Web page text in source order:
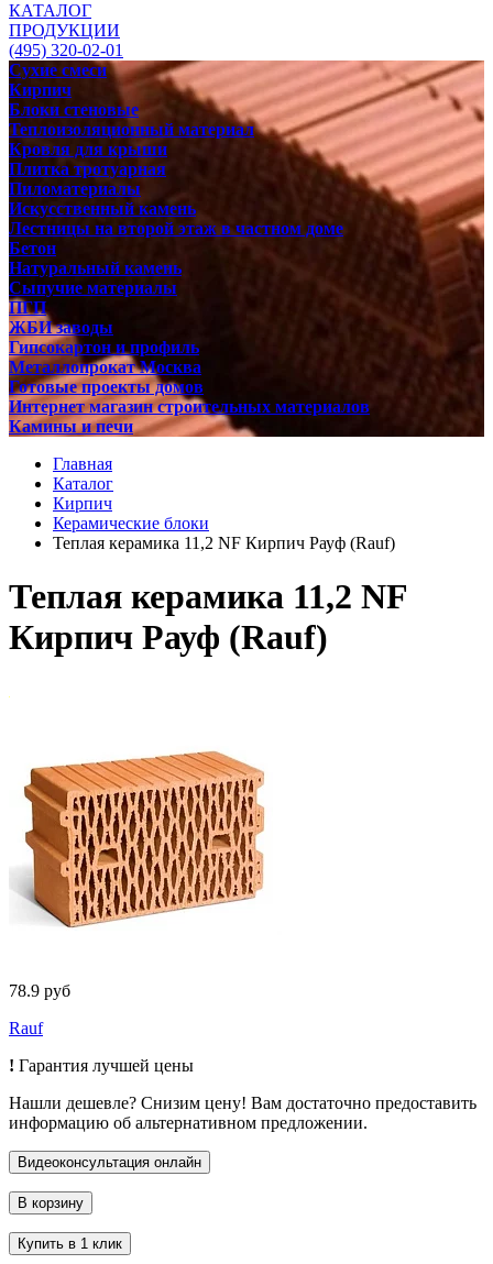
КАТАЛОГ
ПРОДУКЦИИ
(495) 320-02-01
Сухие смеси
Кирпич
Блоки стеновые
Теплоизоляционный материал
Кровля для крыши
Плитка тротуарная
Пиломатериалы
Искусственный камень
Лестницы на второй этаж в частном доме
Бетон
Натуральный камень
Сыпучие материалы
ПГП
ЖБИ заводы
Гипсокартон и профиль
Металлопрокат Москва
Готовые проекты домов
Интернет магазин строительных материалов
Камины и печи
Главная
Каталог
Кирпич
Керамические блоки
Теплая керамика 11,2 NF Кирпич Рауф (Rauf)
Теплая керамика 11,2 NF
Кирпич Рауф (Rauf)
78.9 руб
Rauf
! Гарантия лучшей цены
Нашли дешевле? Снизим цену! Вам достаточно предоставить
информацию об альтернативном предложении.